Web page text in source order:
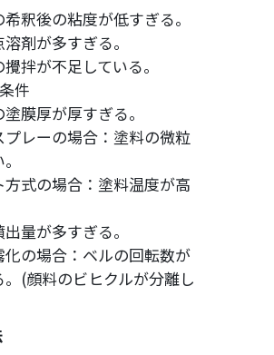
希釈後の粘度が低すぎる。
溶剤が多すぎる。
攪拌が不足している。
件
塗膜厚が厚すぎる。
プレーの場合：塗料の微粒
方式の場合：塗料温度が高
出量が多すぎる。
化の場合：ベルの回転数が
。(顔料のビヒクルが分離し